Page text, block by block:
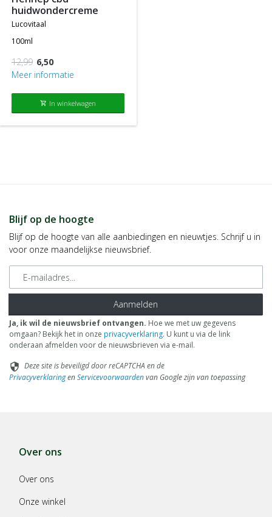
huidwondercreme
lucovitaal
100ml
12,99 6,50
Meer informatie
shopping_cart In winkelwagen
Blijf op de hoogte
Blijf op de hoogte van alle aanbiedingen en nieuwtjes. Schrijf u in
voor onze maandelijkse nieuwsbrief.
E-mailadres
Aanmelden
Ja, ik wil de nieuwsbrief ontvangen. Hoe we met uw gegevens
omgaan? Bekijk het in onze privacyverklaring. U kunt u via de link
onderaan afmelden voor de nieuwsbrieven via e-mail.
security Deze site is beveiligd door reCAPTCHA en de
PrivacyverklaringenServicevoorwaardenvan Google zijn van toepassing
Over ons
Over ons
Onze winkel